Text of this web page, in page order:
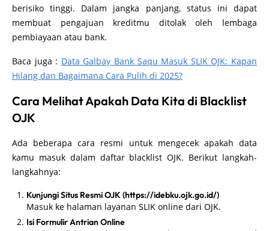
berisiko tinggi. Dalam jangka panjang, status ini dapat
membuat pengajuan kreditmu ditolak oleh lembaga
pembiayaan atau bank.
Baca juga : Data Galbay Bank Saqu Masuk SLIK OJK: Kapan
Hilang dan Bagaimana Cara Pulih di 2025?
Cara Melihat Apakah Data Kita di Blacklist
OJK
Ada beberapa cara resmi untuk mengecek apakah data
kamu masuk dalam daftar blacklist OJK. Berikut langkah-
langkahnya:
Kunjungi Situs Resmi OJK (https://idebku.ojk.go.id/)
Masuk ke halaman layanan SLIK online dari OJK.
Isi Formulir Antrian Online